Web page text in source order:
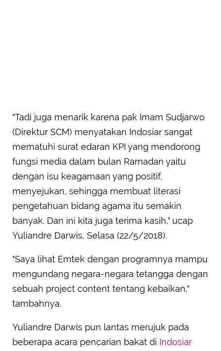
"Tadi juga menarik karena pak Imam Sudjarwo
(Direktur SCM) menyatakan Indosiar sangat
mematuhi surat edaran KPI yang mendorong
fungsi media dalam bulan Ramadan yaitu
dengan isu keagamaan yang positif,
menyejukan, sehingga membuat literasi
pengetahuan bidang agama itu semakin
banyak. Dan ini kita juga terima kasih," ucap
Yuliandre Darwis, Selasa (22/5/2018).
"Saya lihat Emtek dengan programnya mampu
mengundang negara-negara tetangga dengan
sebuah project content tentang kebaikan,"
tambahnya.
Yuliandre Darwis pun lantas merujuk pada
beberapa acara pencarian bakat di Indosiar